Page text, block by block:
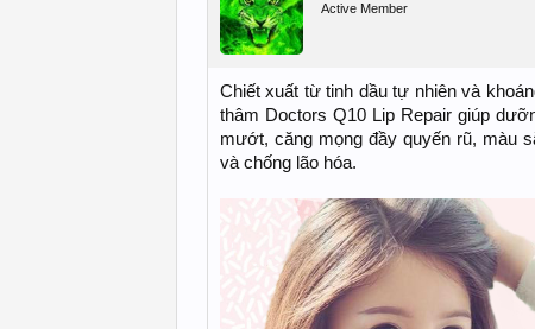
Active Member
Chiết xuất từ tinh dầu tự nhiên và
thâm Doctors Q10 Lip Repair giúp
mướt, căng mọng đầy quyến rũ, màu
và chống lão hóa.